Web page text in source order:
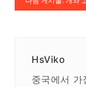
HsViko
중국에서 가